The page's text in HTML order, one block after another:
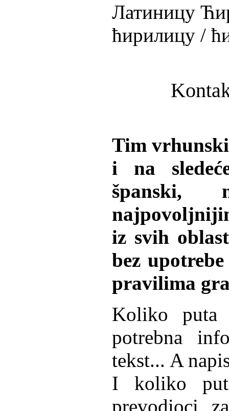
Латиницу
ћирилицу /
Tim
i na
španski,
iz svih
bez
pravilima
Koliko puta
potrebna
tekst... A
I koliko
prevodioci